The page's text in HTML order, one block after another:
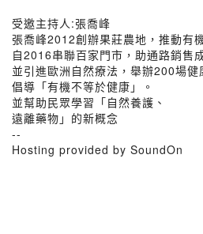
受邀主持人:張喬峰
張喬峰2012創辦果莊農地，推動有
自2016串聯百家門市，助通路銷售
並引進歐洲自然療法，舉辦200場健
倡導「有機不等於健康」。
並幫助民眾學習「自然養護、
遠離藥物」的新概念
--
Hosting provided by SoundOn